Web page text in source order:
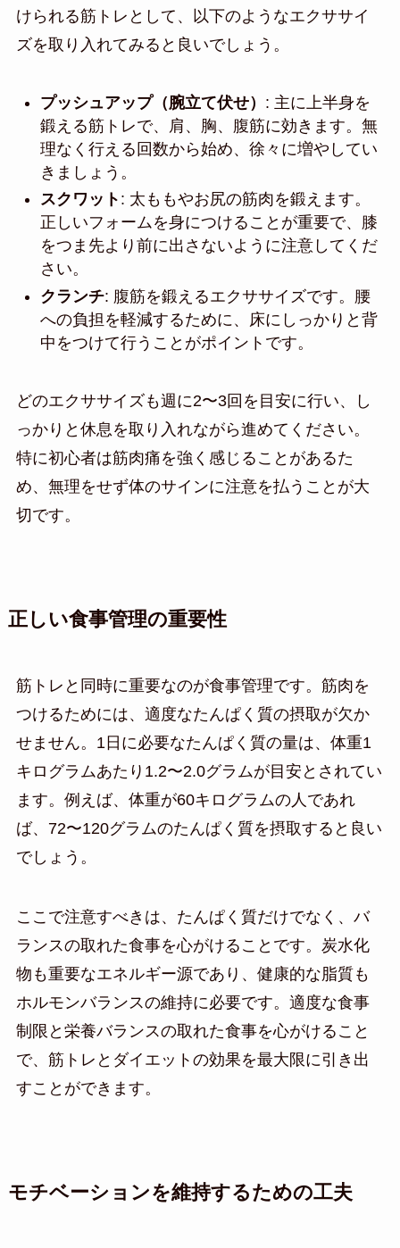
けられる筋トレとして、以下のようなエクササイ
ズを取り入れてみると良いでしょう。
プッシュアップ（腕立て伏せ） : 主に上半身を
鍛える筋トレで、肩、胸、腹筋に効きます。無
理なく行える回数から始め、徐々に増やしてい
きましょう。
スクワット : 太ももやお尻の筋肉を鍛えます。
正しいフォームを身につけることが重要で、膝
をつま先より前に出さないように注意してくだ
さい。
クランチ: 腹筋を鍛えるエクササイズです。腰
への負担を軽減するために、床にしっかりと背
中をつけて行うことがポイントです。
どのエクササイズも週に2〜3回を目安に行い、し
っかりと休息を取り入れながら進めてください。
特に初心者は筋肉痛を強く感じることがあるた
め、無理をせず体のサインに注意を払うことが大
切です。
正しい食事管理の重要性
筋トレと同時に重要なのが食事管理です。筋肉を
つけるためには、適度なたんぱく質の摂取が欠か
せません。1日に必要なたんぱく質の量は、体重1
キログラムあたり1.2〜2.0グラムが目安とされてい
ます。例えば、体重が60キログラムの人であれ
ば、72〜120グラムのたんぱく質を摂取すると良い
でしょう。
ここで注意すべきは、たんぱく質だけでなく、バ
ランスの取れた食事を心がけることです。炭水化
物も重要なエネルギー源であり、健康的な脂質も
ホルモンバランスの維持に必要です。適度な食事
制限と栄養バランスの取れた食事を心がけること
で、筋トレとダイエットの効果を最大限に引き出
すことができます。
モチベーションを維持するための工夫